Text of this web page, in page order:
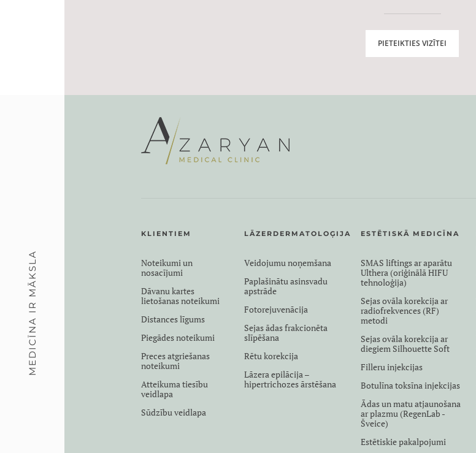
PIETEIKTIES VIZĪTEI
MEDICĪNA IR MĀKSLA
KLIENTIEM
Noteikumi un
nosacījumi
Dāvanu kartes
lietošanas noteikumi
Distances līgums
Piegādes noteikumi
Preces atgriešanas
noteikumi
Atteikuma tiesību
veidlapa
Sūdzību veidlapa
LĀZERDERMATOLOĢIJA
Veidojumu noņemšana
Paplašinātu asinsvadu
apstrāde
Fotorejuvenācija
Sejas ādas frakcionēta
slīpēšana
Rētu korekcija
Lāzera epilācija –
hipertrichozes ārstēšana
ESTĒTISKĀ MEDICĪNA
SMAS liftings ar aparātu
Ulthera (oriģinālā HIFU
tehnoloģija)
Sejas ovāla korekcija ar
radiofrekvences (RF)
metodi
Sejas ovāla korekcija ar
diegiem Silhouette Soft
Filleru injekcijas
Botulīna toksīna injekcijas
Ādas un matu atjaunošana
ar plazmu (RegenLab -
Šveice)
Estētiskie pakalpojumi